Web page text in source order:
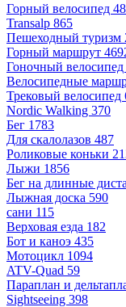
Горный велосипед
Transalp 865
Пешеходный туризм
Горный маршрут
Гоночный велосипед
Велосипедные
Трековый велосипед
Nordic Walking 370
Бег 1783
Для скалолазов 487
Роликовые коньки
Лыжи 1856
Бег на длинные
Лыжная доска 590
сани 115
Верховая езда 182
Бот и каноэ 435
Мотоцикл 1094
ATV-Quad 59
Параплан и
Sightseeing 398